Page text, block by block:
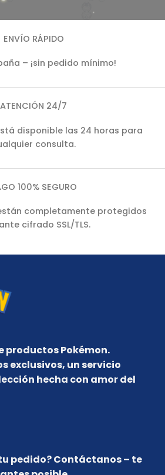
ENVÍO RÁPIDO
– ¡sin pedido mínimo!
ATENCIÓN 24/7
disponible las 24 horas para
consulta.
100% SEGURO
completamente protegidos
cifrado SSL/TLS.
productos Pokémon.
exclusivos, un servicio
hecha con amor del
pedido? Contáctanos – te